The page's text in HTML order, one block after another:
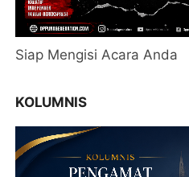
Siap Mengisi Acara Anda
KOLUMNIS